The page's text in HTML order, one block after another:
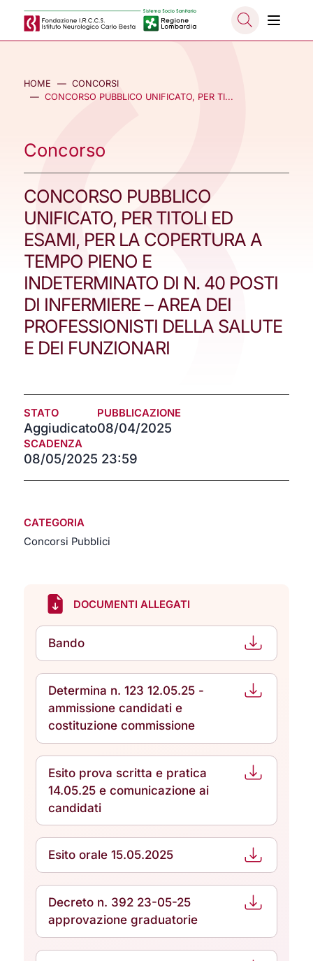
Salta al contenuto principale
HOME
CONCORSI
CONCORSO PUBBLICO UNIFICATO, PER TI...
Concorso
CONCORSO PUBBLICO
UNIFICATO, PER TITOLI ED
ESAMI, PER LA COPERTURA A
TEMPO PIENO E
INDETERMINATO DI N. 40 POSTI
DI INFERMIERE – AREA DEI
PROFESSIONISTI DELLA SALUTE
E DEI FUNZIONARI
STATO
Aggiudicato
PUBBLICAZIONE
08/04/2025
SCADENZA
08/05/2025 23:59
CATEGORIA
Concorsi Pubblici
DOCUMENTI ALLEGATI
Bando
Determina n. 123 12.05.25 -
ammissione candidati e
costituzione commissione
Esito prova scritta e pratica
14.05.25 e comunicazione ai
candidati
Esito orale 15.05.2025
Decreto n. 392 23-05-25
approvazione graduatorie